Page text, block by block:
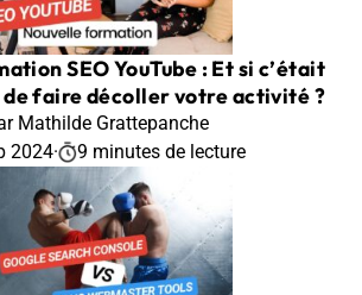
SEO YouTube : Et si c’était
faire décoller votre activité ?
Mathilde Grattepanche
2024· 9 minutes de lecture